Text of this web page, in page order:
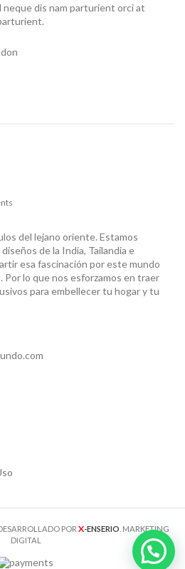
dis nam parturient orci at
del lejano oriente. Estamos
de la India, Tailandia e
esa fascinación por este mundo
lo que nos esforzamos en traer
para embellecer tu hogar y tu
POR X-ENSERIO . MARKETING
DIGITAL